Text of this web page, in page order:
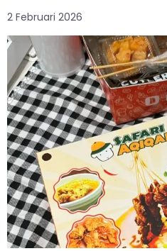
2 Februari 2026